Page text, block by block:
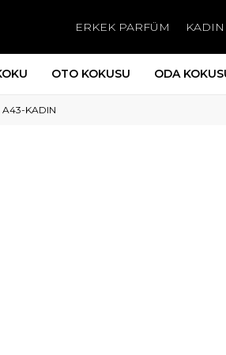
ERKEK PARFÜM
OTO KOKUSU ODA
A43-KADIN